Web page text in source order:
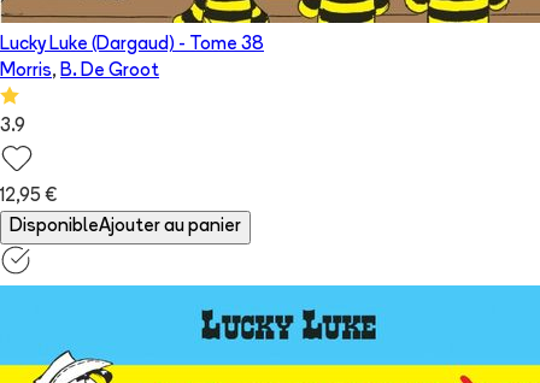
Lucky Luke (Dargaud) - Tome 38
Morris, B. De Groot
3.9
12,95 €
DisponibleAjouter au panier